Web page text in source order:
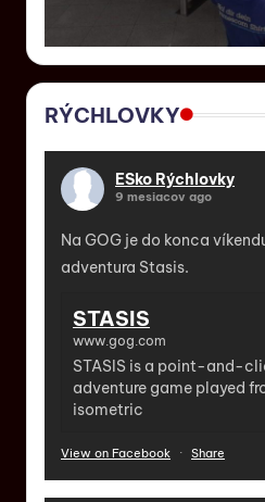
RÝCHLOVKY
ESko Rýchlovky
9 mesiacov ago
Na GOG je do konca
adventura Stasis.
STASIS
www.gog.com
STASIS is a point-and-
adventure game played
isometric
View on Facebook · Share